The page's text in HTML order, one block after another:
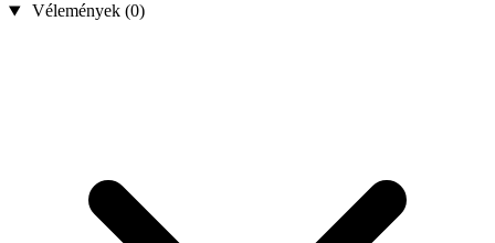
Vélemények (0)